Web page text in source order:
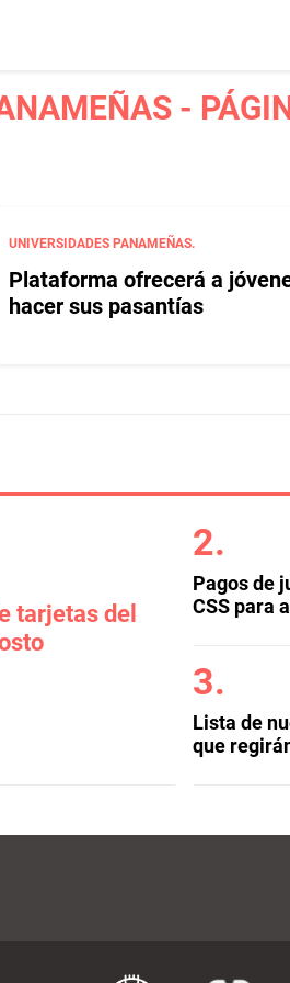
-
UNIVERSIDADES PANAMEÑAS.
Plataforma ofrecerá a
hacer sus pasantías
tarjetas del
Pagos de
CSS para
Lista de
que